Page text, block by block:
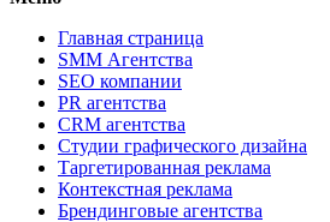
Главная страница
SMM Агентства
SEO компании
PR агентства
CRM агентства
Студии графического дизайна
Таргетированная реклама
Контекстная реклама
Брендинговые агентства